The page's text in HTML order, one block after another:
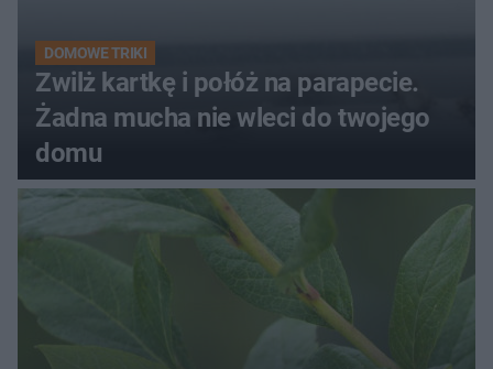
DOMOWE TRIKI
Zwilż kartkę i połóż na parapecie.
Żadna mucha nie wleci do twojego
domu